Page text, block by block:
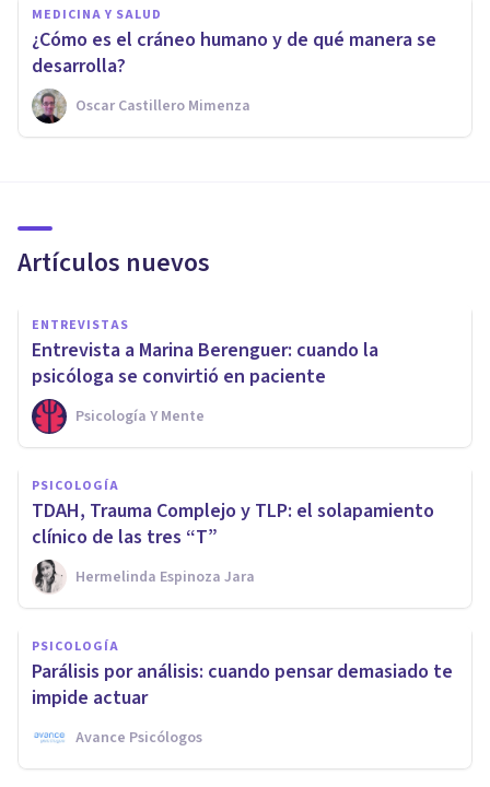
MEDICINA Y SALUD
¿Cómo es el cráneo humano y de qué manera se
desarrolla?
Oscar Castillero Mimenza
Artículos nuevos
ENTREVISTAS
Entrevista a Marina Berenguer: cuando la
psicóloga se convirtió en paciente
Psicología Y Mente
PSICOLOGÍA
TDAH, Trauma Complejo y TLP: el solapamiento
clínico de las tres “T”
Hermelinda Espinoza Jara
PSICOLOGÍA
Parálisis por análisis: cuando pensar demasiado te
impide actuar
Avance Psicólogos